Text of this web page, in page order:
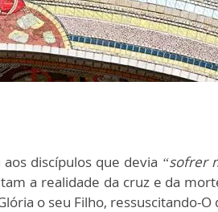
discípulos que devia “sofrer
a realidade da cruz e da
o seu Filho, ressuscitando-